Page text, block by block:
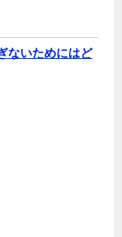
ないためにはど